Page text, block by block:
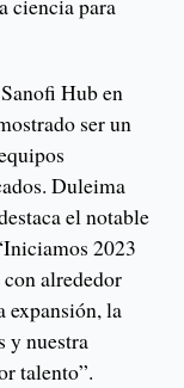
ciencia para
Hub en
ser un
Duleima
el notable
2023
alrededor
expansión, la
y nuestra
talento”.